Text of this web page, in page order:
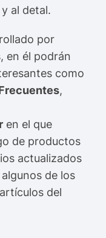
al detal.
por
en él podrán
como
,
en el que
de productos
actualizados
de los
del